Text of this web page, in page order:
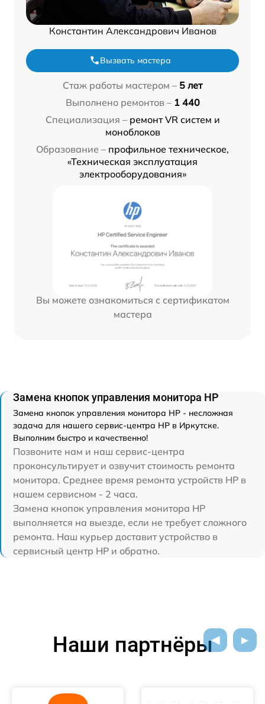
Константин Александрович Иванов
Вызвать мастера
Стаж работы мастером – 5 лет
Выполнено ремонтов – 1 440
Специализация – ремонт VR систем и
моноблоков
Образование – профильное техническое,
«Техническая эксплуатация
электрооборудования»
Вы можете ознакомиться с сертификатом
мастера
Замена кнопок управления монитора HP
Замена кнопок управления монитора HP - несложная
задача для нашего сервис-центра HP в Иркутске.
Выполним быстро и качественно!
Позвоните нам и наш сервис-центра
проконсультирует и озвучит стоимость ремонта
монитора. Среднее время ремонта устройств HP в
нашем сервисном - 2 часа.
Замена кнопок управления монитора HP
выполняется на выезде, если не требует сложного
ремонта. Наш курьер доставит устройство в
сервисный центр HP и обратно.
Наши партнёры